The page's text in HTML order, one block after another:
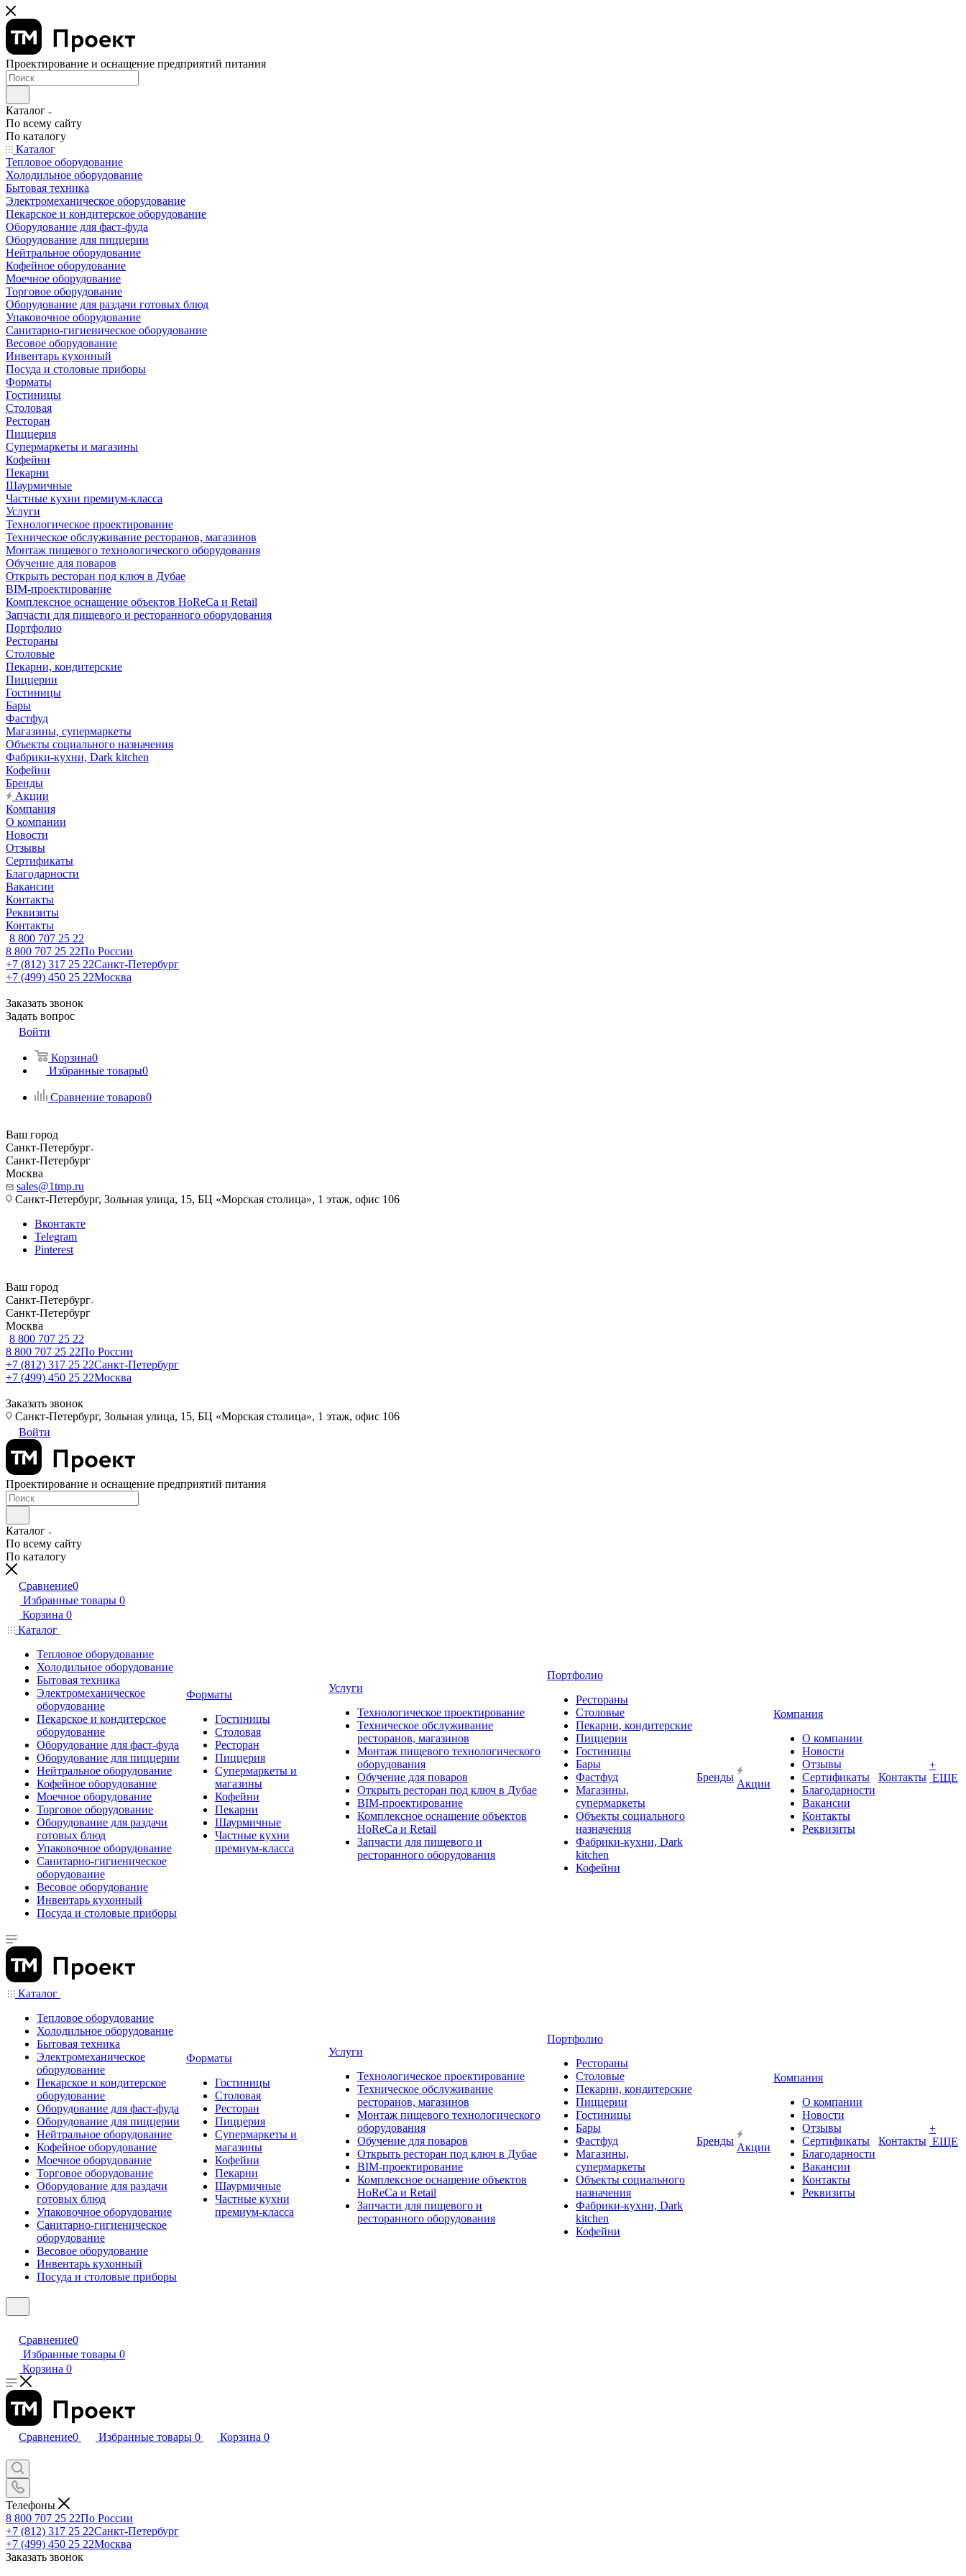
Проектирование и оснащение предприятий питания
Каталог
По всему сайту
По каталогу
Каталог
Тепловое оборудование
Холодильное оборудование
Бытовая техника
Электромеханическое оборудование
Пекарское и кондитерское оборудование
Оборудование для фаст-фуда
Оборудование для пиццерии
Нейтральное оборудование
Кофейное оборудование
Моечное оборудование
Торговое оборудование
Оборудование для раздачи готовых блюд
Упаковочное оборудование
Санитарно-гигиеническое оборудование
Весовое оборудование
Инвентарь кухонный
Посуда и столовые приборы
Форматы
Гостиницы
Столовая
Ресторан
Пиццерия
Супермаркеты и магазины
Кофейни
Пекарни
Шаурмичные
Частные кухни премиум-класса
Услуги
Технологическое проектирование
Техническое обслуживание ресторанов, магазинов
Монтаж пищевого технологического оборудования
Обучение для поваров
Открыть ресторан под ключ в Дубае
BIM-проектирование
Комплексное оснащение объектов HoReCa и Retail
Запчасти для пищевого и ресторанного оборудования
Портфолио
Рестораны
Столовые
Пекарни, кондитерские
Пиццерии
Гостиницы
Бары
Фастфуд
Магазины, супермаркеты
Объекты социального назначения
Фабрики-кухни, Dark kitchen
Кофейни
Бренды
Акции
Компания
О компании
Новости
Отзывы
Сертификаты
Благодарности
Вакансии
Контакты
Реквизиты
Контакты
8 800 707 25 22
8 800 707 25 22По России
+7 (812) 317 25 22Санкт-Петербург
+7 (499) 450 25 22Москва
Заказать звонок
Задать вопрос
Войти
Корзина0
Избранные товары0
Сравнение товаров0
Ваш город
Санкт-Петербург
Санкт-Петербург
Москва
sales@1tmp.ru
Санкт-Петербург, Зольная улица, 15, БЦ «Морская столица», 1 этаж, офис 106
Вконтакте
Telegram
Pinterest
Ваш город
Санкт-Петербург
Санкт-Петербург
Москва
8 800 707 25 22
8 800 707 25 22По России
+7 (812) 317 25 22Санкт-Петербург
+7 (499) 450 25 22Москва
Заказать звонок
Санкт-Петербург, Зольная улица, 15, БЦ «Морская столица», 1 этаж, офис 106
Войти
Проектирование и оснащение предприятий питания
Каталог
По всему сайту
По каталогу
Сравнение0
Избранные товары 0
Корзина 0
Каталог
Тепловое оборудование
Холодильное оборудование
Бытовая техника
Электромеханическое
оборудование
Пекарское и кондитерское
оборудование
Оборудование для фаст-фуда
Оборудование для пиццерии
Нейтральное оборудование
Кофейное оборудование
Моечное оборудование
Торговое оборудование
Оборудование для раздачи
готовых блюд
Упаковочное оборудование
Санитарно-гигиеническое
оборудование
Весовое оборудование
Инвентарь кухонный
Посуда и столовые приборы
Форматы
Гостиницы
Столовая
Ресторан
Пиццерия
Супермаркеты и
магазины
Кофейни
Пекарни
Шаурмичные
Частные кухни
премиум-класса
Услуги
Технологическое проектирование
Техническое обслуживание
ресторанов, магазинов
Монтаж пищевого технологического
оборудования
Обучение для поваров
Открыть ресторан под ключ в Дубае
BIM-проектирование
Комплексное оснащение объектов
HoReCa и Retail
Запчасти для пищевого и
ресторанного оборудования
Портфолио
Рестораны
Столовые
Пекарни, кондитерские
Пиццерии
Гостиницы
Бары
Фастфуд
Магазины,
супермаркеты
Объекты социального
назначения
Фабрики-кухни, Dark
kitchen
Кофейни
Бренды
Акции
Компания
О компании
Новости
Отзывы
Сертификаты
Благодарности
Вакансии
Контакты
Реквизиты
Контакты
+
ЕЩЕ
Каталог
Тепловое оборудование
Холодильное оборудование
Бытовая техника
Электромеханическое
оборудование
Пекарское и кондитерское
оборудование
Оборудование для фаст-фуда
Оборудование для пиццерии
Нейтральное оборудование
Кофейное оборудование
Моечное оборудование
Торговое оборудование
Оборудование для раздачи
готовых блюд
Упаковочное оборудование
Санитарно-гигиеническое
оборудование
Весовое оборудование
Инвентарь кухонный
Посуда и столовые приборы
Форматы
Гостиницы
Столовая
Ресторан
Пиццерия
Супермаркеты и
магазины
Кофейни
Пекарни
Шаурмичные
Частные кухни
премиум-класса
Услуги
Технологическое проектирование
Техническое обслуживание
ресторанов, магазинов
Монтаж пищевого технологического
оборудования
Обучение для поваров
Открыть ресторан под ключ в Дубае
BIM-проектирование
Комплексное оснащение объектов
HoReCa и Retail
Запчасти для пищевого и
ресторанного оборудования
Портфолио
Рестораны
Столовые
Пекарни, кондитерские
Пиццерии
Гостиницы
Бары
Фастфуд
Магазины,
супермаркеты
Объекты социального
назначения
Фабрики-кухни, Dark
kitchen
Кофейни
Бренды
Акции
Компания
О компании
Новости
Отзывы
Сертификаты
Благодарности
Вакансии
Контакты
Реквизиты
Контакты
+
ЕЩЕ
Сравнение0
Избранные товары 0
Корзина 0
Сравнение0 Избранные товары 0 Корзина 0
Телефоны
8 800 707 25 22По России
+7 (812) 317 25 22Санкт-Петербург
+7 (499) 450 25 22Москва
Заказать звонок